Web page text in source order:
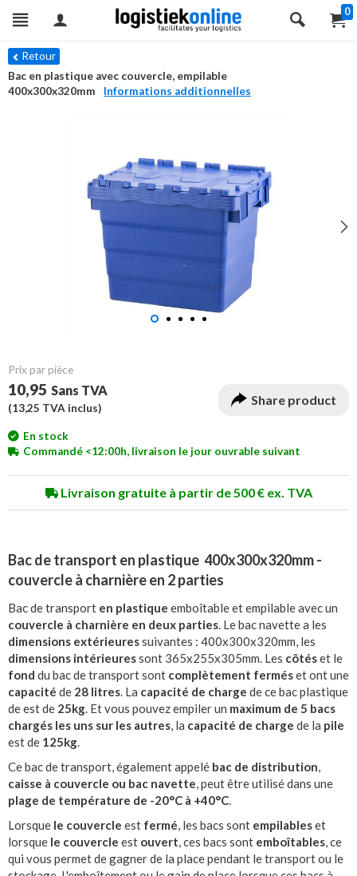
0
Retour
Bac en plastique avec couvercle, empilable
400x300x320mm
Informations additionnelles
Prix ​​par pièce
10,95 Sans TVA
(13,25 TVA inclus)
Share product
En stock
Commandé <12:00h, livraison le jour ouvrable suivant
Livraison gratuite à partir de 500 € ex. TVA
Bac de transport en plastique 400x300x320mm -
couvercle à charnière en 2 parties
Bac de transport en plastique emboîtable et empilable avec un
couvercle à charnière en deux parties. Le bac navette a les
dimensions extérieuressuivantes : 400x300x320mm, les
dimensions intérieuressont 365x255x305mm. Les côtéset le
fond du bac de transport sont complètement ferméset ont une
capacité de 28 litres. La capacité de charge de ce bac plastique
de est de 25kg. Et vous pouvez empiler un maximum de 5 bacs
chargés les uns sur les autres, la capacité de charge de la pile
est de 125kg.
Ce bac de transport, également appelé bac de distribution,
caisse à couvercle ou bac navette, peut être utilisé dans une
plage de température de -20°C à +40°C.
Lorsque le couvercle est fermé, les bacs sont empilableset
lorsque le couvercle est ouvert, ces bacs sont emboîtables, ce
qui vous permet de gagner de la place pendant le transport ou le